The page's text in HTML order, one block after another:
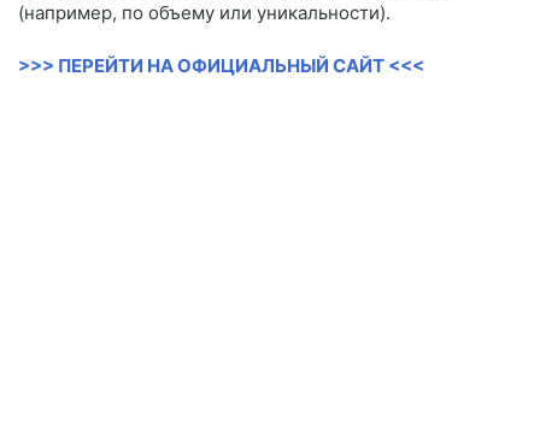
(например, по объему или уникальности).
>>> ПЕРЕЙТИ НА ОФИЦИАЛЬНЫЙ САЙТ <<<